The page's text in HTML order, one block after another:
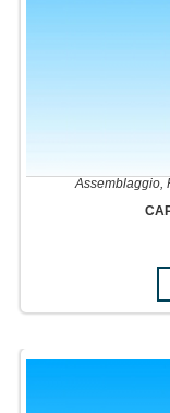
Assemblaggio,